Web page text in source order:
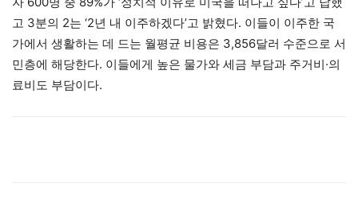
고 3분의 2는 ‘2년 내 이주하겠다’고 밝혔다. 이들이 이주한 국
가에서 생활하는 데 드는 월평균 비용은 3,856달러 수준으로 서
민층에 해당한다. 이들에게 높은 물가와 세금 부담과 주거비·의
료비도 부담이다.